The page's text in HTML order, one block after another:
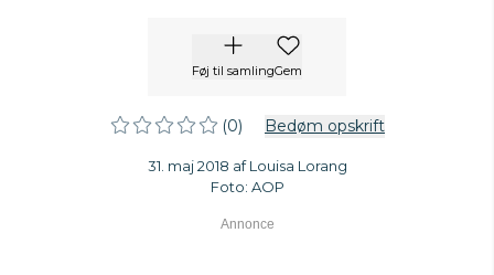
Føj til samlingGem
(0) Bedøm opskrift
31. maj 2018 af Louisa Lorang
Foto: AOP